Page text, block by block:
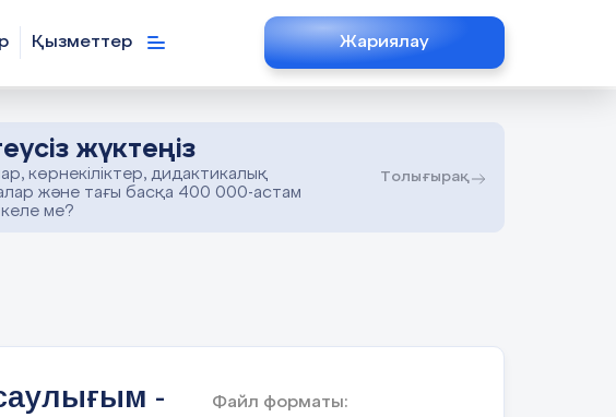
Қызметтер Жариялау
жүктеңіз
көрнекіліктер, дидактикалық
және тағы басқа 400 000-астам
ме?
Толығырақ
-
Файл форматы: